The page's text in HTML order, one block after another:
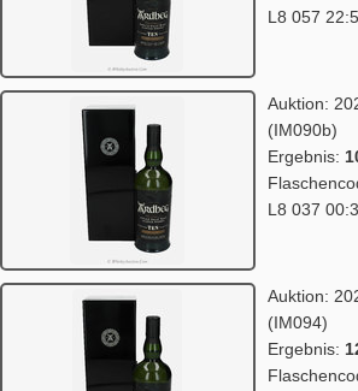
L8 057
Auktion:
(IM090b)
Ergebnis:
L8 037
Auktion:
(IM094)
Ergebnis: